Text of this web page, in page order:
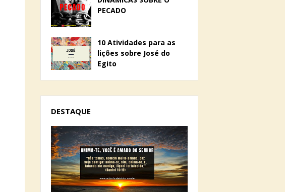
PECADO
10 Atividades para as
lições sobre José do
Egito
DESTAQUE